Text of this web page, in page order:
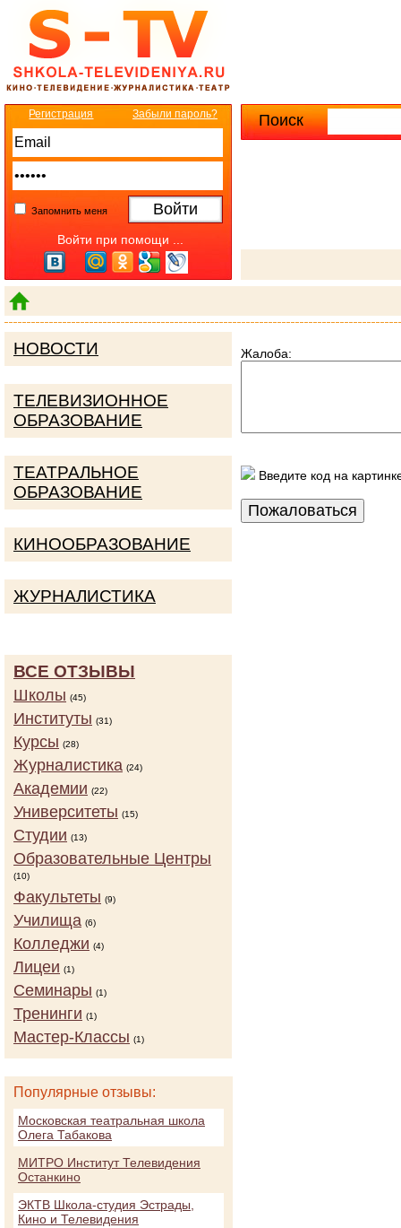
Поиск
Регистрация Забыли пароль?
Запомнить меня
Войти при помощи ...
Жалоба:
Введите код на
НОВОСТИ
ТЕЛЕВИЗИОННОЕ
ОБРАЗОВАНИЕ
ТЕАТРАЛЬНОЕ
ОБРАЗОВАНИЕ
КИНООБРАЗОВАНИЕ
ЖУРНАЛИСТИКА
ВСЕ ОТЗЫВЫ
Школы (45)
Институты (31)
Курсы (28)
Журналистика (24)
Академии (22)
Университеты (15)
Студии (13)
Образовательные Центры
(10)
Факультеты (9)
Училища (6)
Колледжи (4)
Лицеи (1)
Семинары (1)
Тренинги (1)
Мастер-Классы (1)
Популярные отзывы:
Московская театральная школа
Олега Табакова
МИТРО Институт Телевидения
Останкино
ЭКТВ Школа-студия Эстрады,
Кино и Телевидения